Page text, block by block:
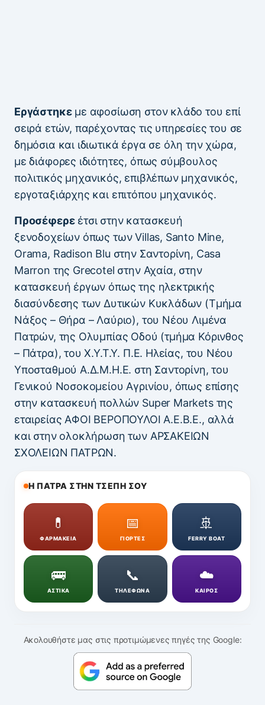
Εργάστηκεμε αφοσίωση στον κλάδο του επί
σειρά ετών, παρέχοντας τις υπηρεσίες του σε
δημόσια και ιδιωτικά έργα σε όλη την χώρα,
με διάφορες ιδιότητες, όπως σύμβουλος
πολιτικός μηχανικός, επιβλέπων μηχανικός,
εργοταξιάρχης και επιτόπου μηχανικός.
Προσέφερεέτσι στην κατασκευή
ξενοδοχείων όπως των Villas, Santo Mine,
Orama, Radison Blu στην Σαντορίνη, Casa
Μarron της Grecotel στην Αχαία, στην
κατασκευή έργων όπως της ηλεκτρικής
διασύνδεσης των Δυτικών Κυκλάδων (Τμήμα
Νάξος – Θήρα – Λαύριο), του Νέου Λιμένα
Πατρών, της Ολυμπίας Οδού (τμήμα Κόρινθος
– Πάτρα), του Χ.Υ.Τ.Υ. Π.Ε. Ηλείας, του Νέου
Υποσταθμού Α.Δ.Μ.Η.Ε. στη Σαντορίνη, του
Γενικού Νοσοκομείου Αγρινίου, όπως επίσης
στην κατασκευή πολλών Super Markets της
εταιρείας ΑΦΟΙ ΒΕΡΟΠΟΥΛΟΙ Α.Ε.Β.Ε., αλλά
και στην ολοκλήρωση των ΑΡΣΑΚΕΙΩΝ
ΣΧΟΛΕΙΩΝ ΠΑΤΡΩΝ.
Η ΠΑΤΡΑ ΣΤΗΝ ΤΣΕΠΗ ΣΟΥ
💊
ΦΑΡΜΑΚΕΙΑ
📅
ΓΙΟΡΤΕΣ
🚢
FERRY BOAT
🚌
ΑΣΤΙΚΑ
📞
ΤΗΛΕΦΩΝΑ
☁️
ΚΑΙΡΟΣ
Ακολουθήστε μας στις προτιμώμενες πηγές της Google: